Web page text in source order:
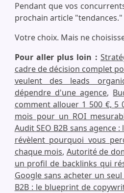
Pendant que vos
prochain article "tendances."
Votre choix. Mais ne
Pour aller plus loin :
cadre de décision complet
veulent des leads
dépendre d'une agence,
comment allouer 1 500 €, 5
mois pour un ROI
Audit SEO B2B sans agence
révèlent pourquoi vous
chaque mois, Autorité de
un profil de backlinks qui
Google sans acheter un seul
B2B : le blueprint de